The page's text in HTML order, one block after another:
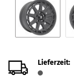
Lieferzeit: